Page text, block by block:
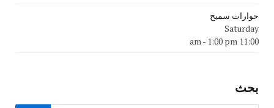
حوارات سميح
Saturday
11:00 am
- 1:00 pm
بحث